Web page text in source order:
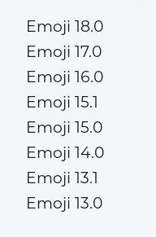
Emoji 18.0
Emoji 17.0
Emoji 16.0
Emoji 15.1
Emoji 15.0
Emoji 14.0
Emoji 13.1
Emoji 13.0